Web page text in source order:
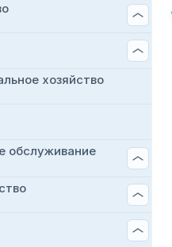
хозяйство
обслуживание